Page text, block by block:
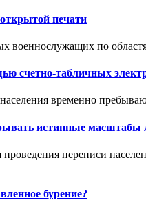
печати
военнослужащих по
счетно-табличных
временно
истинные масштабы
переписи
бурение?